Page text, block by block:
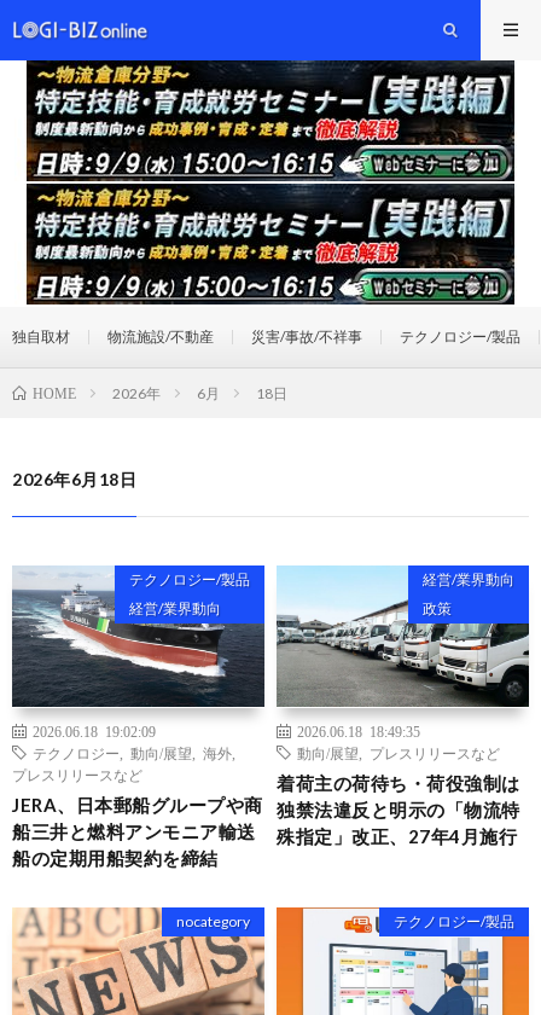
独自取材 物流施設/不動産 災害/事故/不祥事 テクノロジー/製品
HOME 2026年 6月 18日
2026年6月18日
テクノロジー/製品
経営/業界動向
2026.06.18 19:02:09
テクノロジー
動向/展望 海外
プレスリリースなど
JERA、日本郵船グループや商
船三井と燃料アンモニア輸送
船の定期用船契約を締結
経営/業界動向
政策
2026.06.18 18:49:35
動向/展望
プレスリリースなど
着荷主の荷待ち・荷役強制は
独禁法違反と明示の「物流特
殊指定」改正、27年4月施行
nocategory テクノロジー/製品